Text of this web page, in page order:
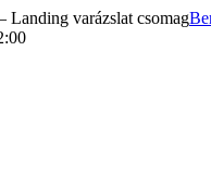
Landing varázslat csomag